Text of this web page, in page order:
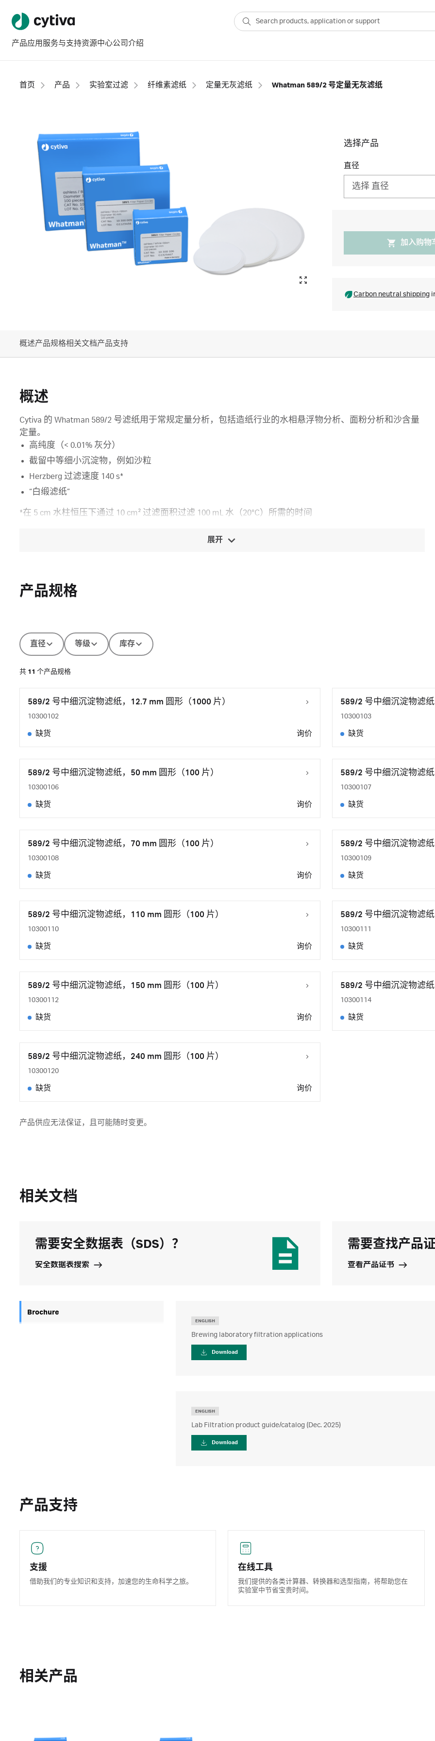
产品应用 服务与支持资源中心公司介绍
首页 产品 实验室过滤 纤维素滤纸 定量无灰滤纸 Whatman 589/2 号定量无灰滤纸
选择产品
直径
选择 直径
加入购物
Carbon neutral shipping
概述产品规格相关文档产品支持
概述
Cytiva 的 Whatman 589/2 号滤纸用于常规定量分析，包括造纸行业的水相悬浮物分析、面粉分析和沙含量
定量。
高纯度（< 0.01% 灰分）
截留中等细小沉淀物，例如沙粒
Herzberg 过滤速度 140 s*
“白缎滤纸”
*在 5 cm 水柱恒压下通过 10 cm² 过滤面积过滤 100 mL 水（20°C）所需的时间
展开
产品规格
直径 等级 库存
共 11 个产品规格
589/2 号中细沉淀物滤纸，12.7 mm 圆形（1000 片）
10300102
缺货 询价
589/2 号中细沉淀物滤
10300103
缺货
589/2 号中细沉淀物滤纸，50 mm 圆形（100 片）
10300106
缺货 询价
589/2 号中细沉淀物滤
10300107
缺货
589/2 号中细沉淀物滤纸，70 mm 圆形（100 片）
10300108
缺货 询价
589/2 号中细沉淀物滤
10300109
缺货
589/2 号中细沉淀物滤纸，110 mm 圆形（100 片）
10300110
缺货 询价
589/2 号中细沉淀物滤
10300111
缺货
589/2 号中细沉淀物滤纸，150 mm 圆形（100 片）
10300112
缺货 询价
589/2 号中细沉淀物滤
10300114
缺货
589/2 号中细沉淀物滤纸，240 mm 圆形（100 片）
10300120
缺货 询价
产品供应无法保证，且可能随时变更。
相关文档
需要安全数据表（SDS）？
安全数据表搜索
需要查找产品
查看产品证书
Brochure
ENGLISH
Brewing laboratory filtration applications
Download
ENGLISH
Lab Filtration product guide/catalog (Dec. 2025)
Download
产品支持
支援
借助我们的专业知识和支持，加速您的生命科学之旅。
在线工具
我们提供的各类计算器、转换器和选型指南，将帮助您在
实验室中节省宝贵时间。
相关产品